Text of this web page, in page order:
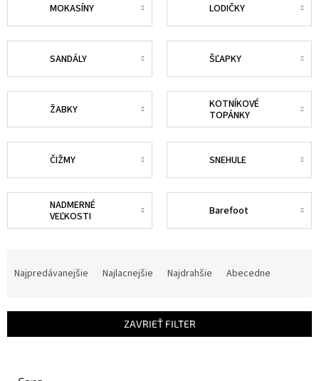
MOKASÍNY LODIČKY
SANDÁLY ŠĽAPKY
ŽABKY
KOTNÍKOVÉ
TOPÁNKY
ČIŽMY SNEHULE
NADMERNÉ
VEĽKOSTI
Barefoot
i
Najpredávanejšie Najlacnejšie Najdrahšie Abecedne
ZAVRIEŤ FILTER